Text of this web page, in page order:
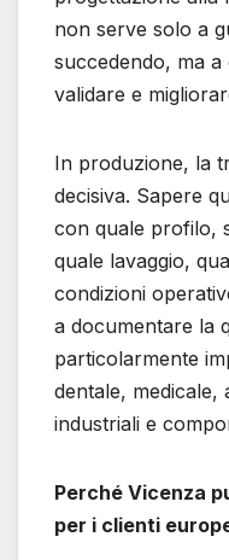
non serve solo a
succedendo, ma
validare e
In produzione, la
decisiva. Sapere
con quale profilo,
quale lavaggio,
condizioni
a documentare la
particolarmente
dentale,
industriali e
Perché Vicenza
per i clienti